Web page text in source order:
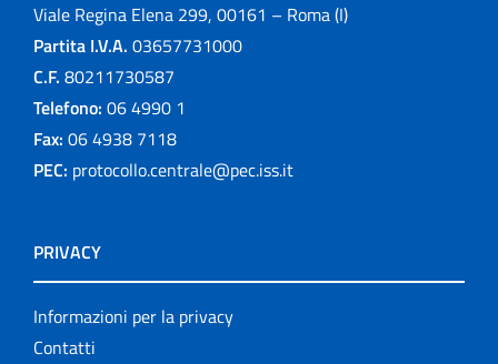
Viale Regina Elena 299, 00161 – Roma (I)
Partita I.V.A. 03657731000
C.F. 80211730587
Telefono: 06 4990 1
Fax: 06 4938 7118
PEC: protocollo.centrale@pec.iss.it
PRIVACY
Informazioni per la privacy
Contatti